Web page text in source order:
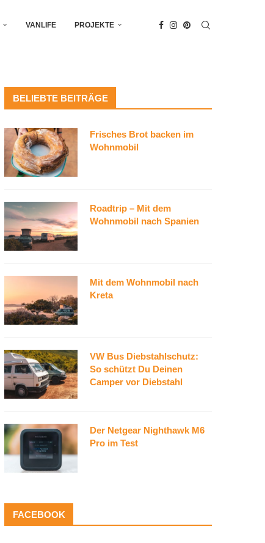
VANLIFE PROJEKTE
BELIEBTE BEITRÄGE
Frisches Brot backen im
Wohnmobil
Roadtrip – Mit dem
Wohnmobil nach Spanien
Mit dem Wohnmobil nach
Kreta
VW Bus Diebstahlschutz:
So schützt Du Deinen
Camper vor Diebstahl
Der Netgear Nighthawk M6
Pro im Test
FACEBOOK